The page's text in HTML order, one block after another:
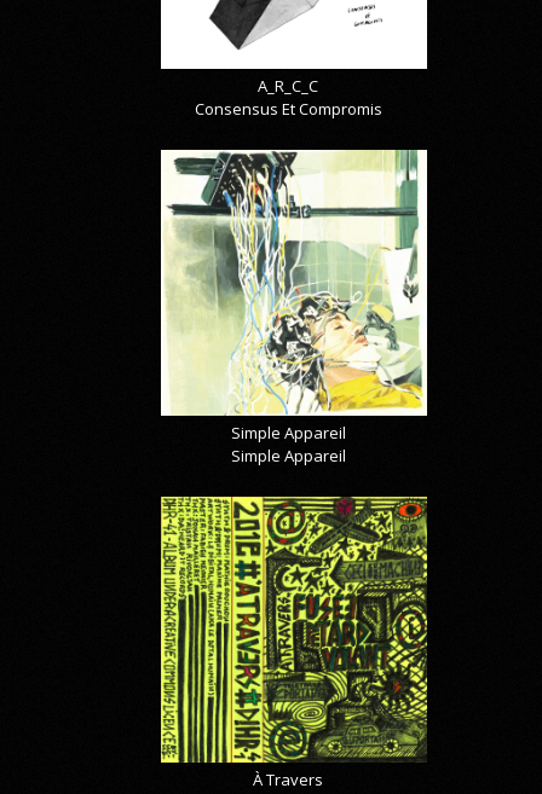
A_R_C_C
Consensus Et Compromis
Simple Appareil
Simple Appareil
À Travers